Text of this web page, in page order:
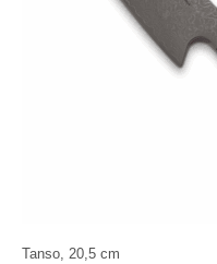
Tanso, 20,5 cm